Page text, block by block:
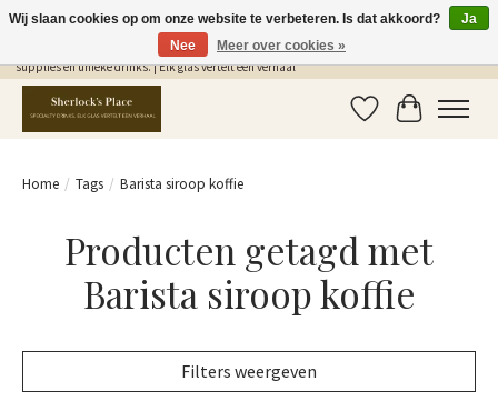
Gratis Verzending in NL vanaf €75,- | Sherlocks Place: dé plek voor MONIN siropen, bar
supplies en unieke drinks. | Elk glas vertelt een verhaal
Verlanglijst
Home / Tags / Barista siroop koffie
Producten getagd met
Barista siroop koffie
Filters weergeven
Wij slaan cookies op om onze website te verbeteren. Is dat akkoord?
Ja
Nee
Meer over cookies »